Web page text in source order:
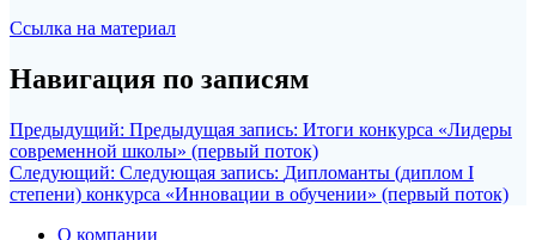
Ссылка на материал
Навигация по записям
Предыдущий: Предыдущая запись: Итоги конкурса «Лидеры
современной школы» (первый поток)
Следующий: Следующая запись: Дипломанты (диплом I
степени) конкурса «Инновации в обучении» (первый поток)
О компании